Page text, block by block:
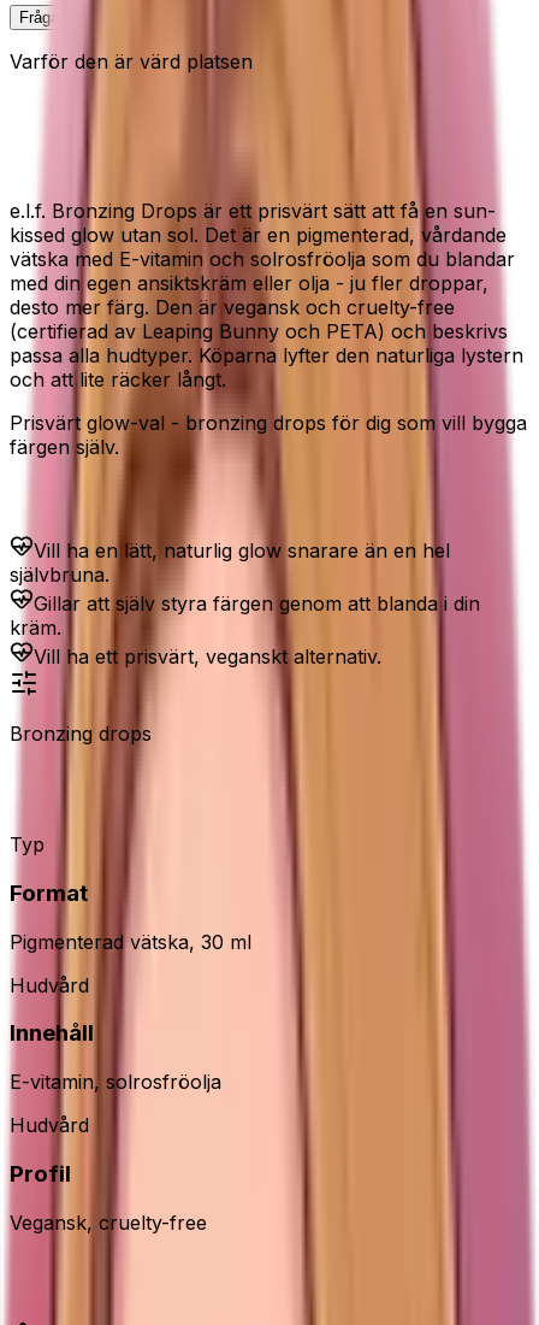
Fråga Elin om denna
Varför den är värd platsen
Prisvärd glow i droppform - för en
e.l.f. Bronzing Drops är ett prisvärt sätt att få en sun-
kissed glow utan sol. Det är en pigmenterad, vårdande
vätska med E-vitamin och solrosfröolja som du blandar
med din egen ansiktskräm eller olja - ju fler droppar,
desto mer färg. Den är vegansk och cruelty-free
(certifierad av Leaping Bunny och PETA) och beskrivs
passa alla hudtyper. Köparna lyfter den naturliga lystern
och att lite räcker långt.
Prisvärt glow-val - bronzing drops för dig som vill bygga
färgen själv.
Vill ha en lätt, naturlig glow snarare än en hel
självbruna.
Gillar att själv styra färgen genom att blanda i din
kräm.
Vill ha ett prisvärt, veganskt alternativ.
Bronzing drops
Typ
Format
Pigmenterad vätska, 30 ml
Hudvård
Innehåll
E-vitamin, solrosfröolja
Hudvård
Profil
Vegansk, cruelty-free